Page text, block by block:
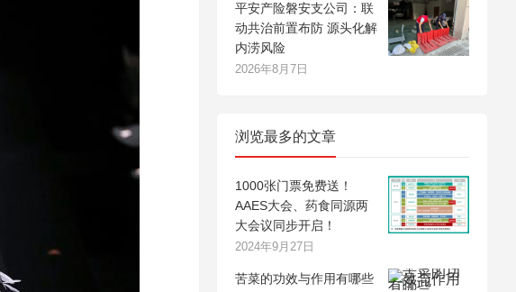
平安产险磐安支公司：联
动共治前置布防 源头化解
内涝风险
2026年8月7日
浏览最多的文章
1000张门票免费送！
AAES大会、药食同源两
大会议同步开启！
2024年9月27日
苦菜的功效与作用有哪些